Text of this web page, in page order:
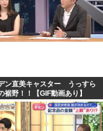
ン直美キャスター うっすら
裾野！！【GIF動画あり】